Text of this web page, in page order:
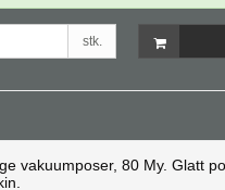
stk.
vakuumposer, 80 My. Glatt